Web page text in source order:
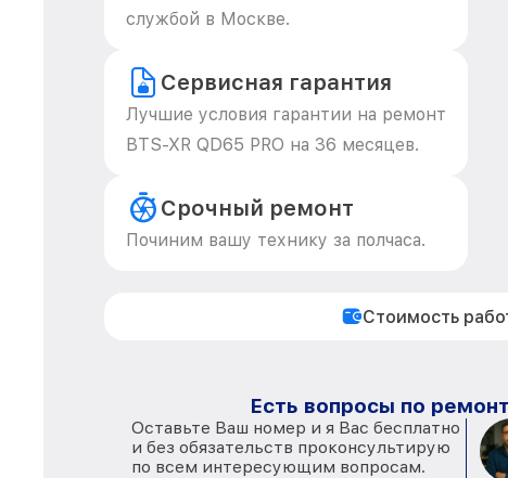
службой в Москве.
Сервисная гарантия
Лучшие условия гарантии на ремонт
BTS-XR QD65 PRO на 36 месяцев.
Срочный ремонт
Починим вашу технику за полчаса.
Стоимость
Есть вопросы по
Оставьте Ваш номер и я Вас бесплатно
и без обязательств проконсультирую
по всем интересующим вопросам.